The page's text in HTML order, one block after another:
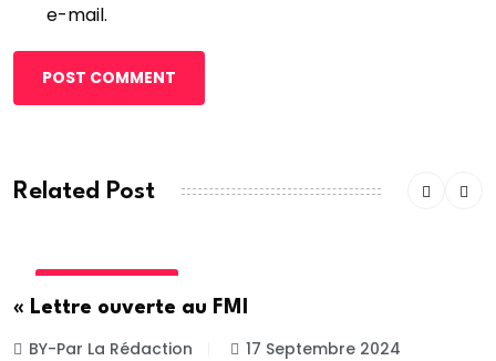
e-mail.
POST COMMENT
Related Post
« Lettre ouverte au FMI
BY-Par La Rédaction 17 Septembre 2024